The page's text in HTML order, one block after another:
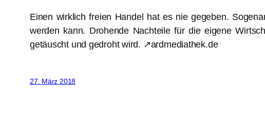
Einen wirklich freien Handel hat es nie gegeben.
werden kann. Drohende Nachteile für die eigene
getäuscht und gedroht wird. ↗ardmediathek.de
27. März 2018